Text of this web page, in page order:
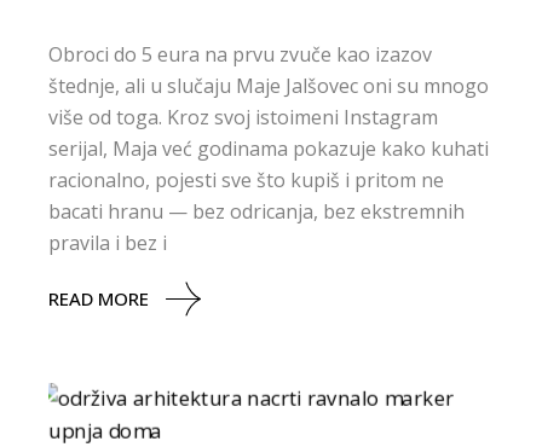
Obroci do 5 eura na prvu zvuče kao izazov
štednje, ali u slučaju Maje Jalšovec oni su mnogo
više od toga. Kroz svoj istoimeni Instagram
serijal, Maja već godinama pokazuje kako kuhati
racionalno, pojesti sve što kupiš i pritom ne
bacati hranu — bez odricanja, bez ekstremnih
pravila i bez i
READ MORE